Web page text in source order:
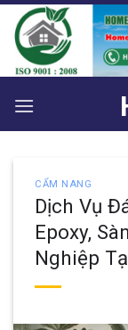
Bỏ
qua
nội
dung
CẨM NANG
Dịch Vụ
Epoxy,
Nghiệp